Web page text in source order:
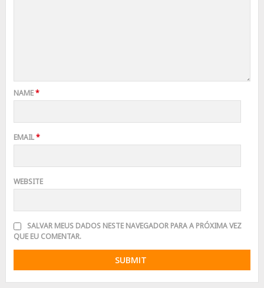
NAME*
EMAIL*
WEBSITE
SALVAR MEUS DADOS NESTE NAVEGADOR PARA A PRÓXIMA VEZ
QUE EU COMENTAR.